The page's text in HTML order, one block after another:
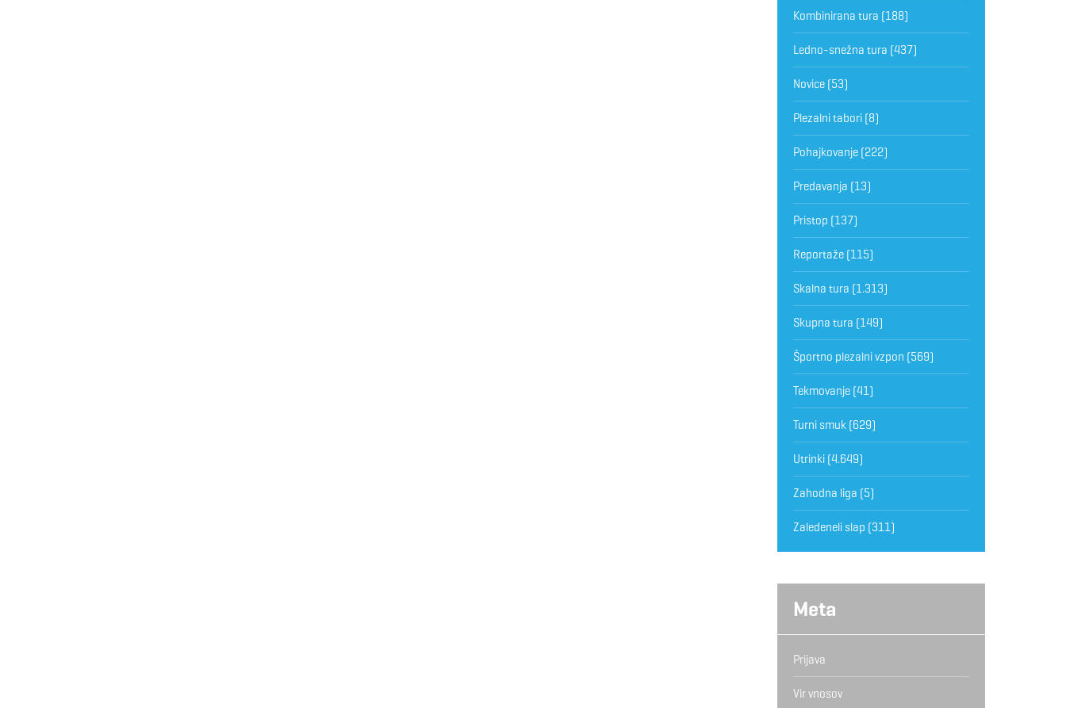
Kombinirana tura (188)
Ledno-snežna tura (437)
Novice(53)
Plezalni tabori(8)
Pohajkovanje(222)
Predavanja (13)
Pristop (137)
Reportaže(115)
Skalna tura (1.313)
Skupna tura (149)
Športno plezalni vzpon (569)
Tekmovanje(41)
Turni smuk(629)
Utrinki(4.649)
Zahodna liga (5)
Zaledeneli slap (311)
Meta
Prijava
Vir vnosov